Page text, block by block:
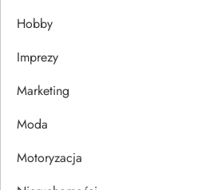
a
w
p
Hobby
Imprezy
Marketing
Moda
Motoryzacja